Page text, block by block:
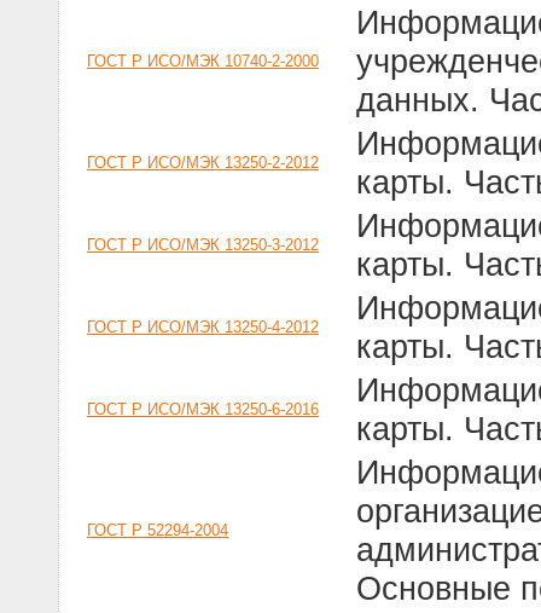
ГОСТ Р ИСО/МЭК 10740-2-2000
данных.
ГОСТ Р ИСО/МЭК 13250-2-2012
карты.
ГОСТ Р ИСО/МЭК 13250-3-2012
карты.
ГОСТ Р ИСО/МЭК 13250-4-2012
карты.
ГОСТ Р ИСО/МЭК 13250-6-2016
карты.
ГОСТ Р 52294-2004
Основные